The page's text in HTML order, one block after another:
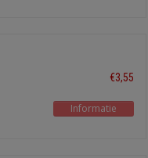
€3,55
Informatie